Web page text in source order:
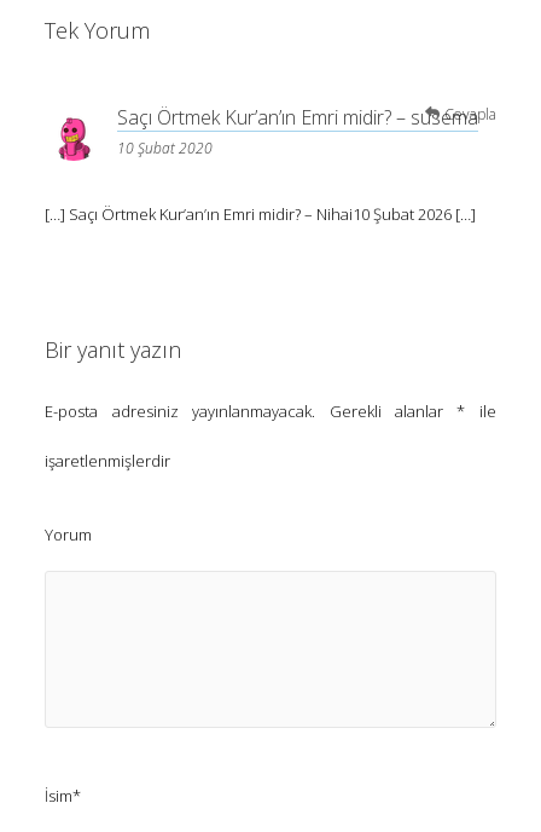
Tek Yorum
Saçı Örtmek Kur’an’ın Emri midir? – susema
10 Şubat 2020
[…] Saçı Örtmek Kur’an’ın Emri midir? – Nihai10 Şubat 2026 […]
Cevapla
Bir yanıt yazın
E-posta adresiniz yayınlanmayacak. Gerekli alanlar* ile
işaretlenmişlerdir
Yorum
İsim*